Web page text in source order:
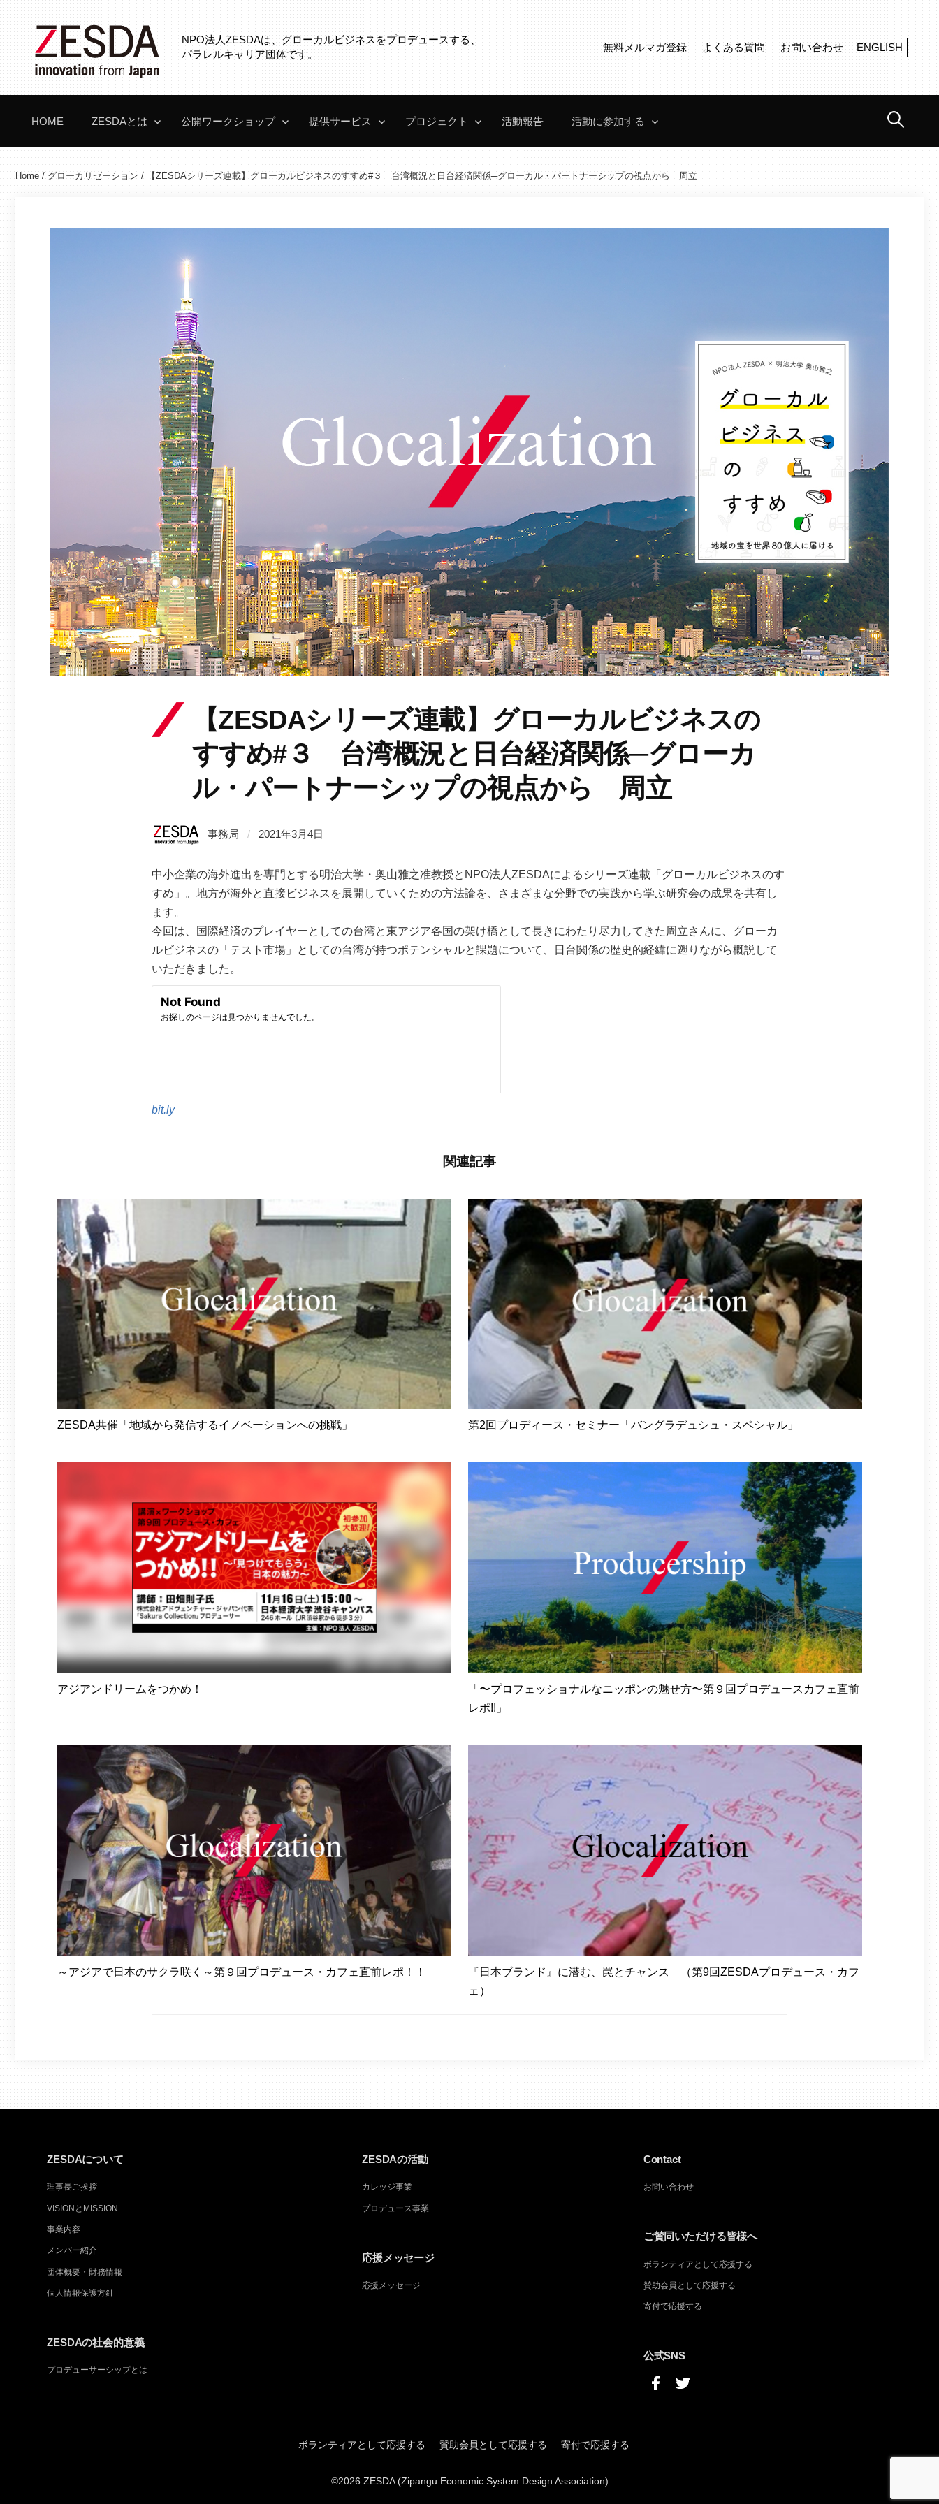
コ
ン
テ
ン
ツ
ッ
プ
NPO法人ZESDAは、グローカルビジネスをプロデュースする、
パラレルキャリア団体です。
無料メルマガ登録 よくある質問 お問い合わせ ENGLISH
HOME ZESDAとは 公開ワークショップ 提供サービス プロジェクト 活動報告 活動に参加する 検
索:
Home / グローカリゼーション / 【ZESDAシリーズ連載】グローカルビジネスのすすめ#３ 台湾概況と日台経済関係─グローカル・パートナーシップの視点から 周立
【ZESDAシリーズ連載】グローカルビジネスの
すすめ#３ 台湾概況と日台経済関係─グローカ
ル・パートナーシップの視点から 周立
事務局 / 2021年3月4日
中小企業の海外進出を専門とする明治大学・奥山雅之准教授とNPO法人ZESDAによるシリーズ連載「グローカルビジネスのす
すめ」。地方が海外と直接ビジネスを展開していくための方法論を、さまざまな分野での実践から学ぶ研究会の成果を共有し
ます。
今回は、国際経済のプレイヤーとしての台湾と東アジア各国の架け橋として長きにわたり尽力してきた周立さんに、グローカ
ルビジネスの「テスト市場」としての台湾が持つポテンシャルと課題について、日台関係の歴史的経緯に遡りながら概説して
いただきました。
bit.ly
関連記事
ZESDA共催「地域から発信するイノベーションへの挑戦」 第2回プロディース・セミナー「バングラデュシュ・スペシャル」
アジアンドリームをつかめ！
「〜プロフェッショナルなニッポンの魅せ方〜第９回プロデュースカフェ直前
レポ!!」
～アジアで日本のサクラ咲く～第９回プロデュース・カフェ直前レポ！！
『日本ブランド』に潜む、罠とチャンス （第9回ZESDAプロデュース・カフ
ェ）
ZESDAについて
理事長ご挨拶
VISIONとMISSION
事業内容
メンバー紹介
団体概要・財務情報
個人情報保護方針
ZESDAの社会的意義
プロデューサーシップとは
ZESDAの活動
カレッジ事業
プロデュース事業
応援メッセージ
応援メッセージ
Contact
お問い合わせ
ご賛同いただける皆様へ
ボランティアとして応援する
賛助会員として応援する
寄付で応援する
公式SNS
ボランティアとして応援する 賛助会員として応援する 寄付で応援する
©2026 ZESDA (Zipangu Economic System Design Association)